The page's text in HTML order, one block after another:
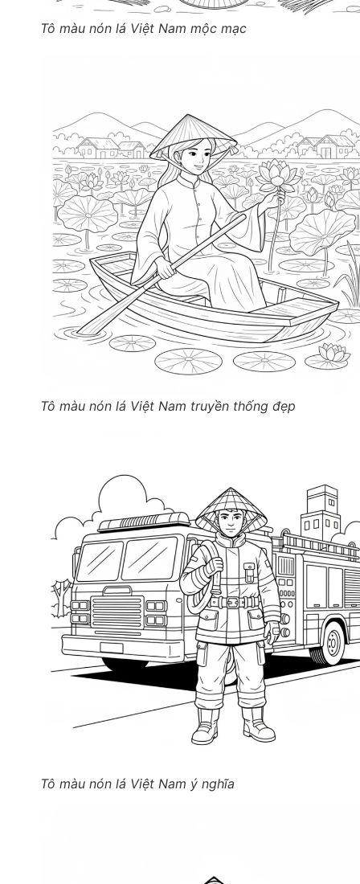
Tô màu nón lá Việt Nam mộc mạc
Tô màu nón lá Việt Nam truyền thống đẹp
Tô màu nón lá Việt Nam ý nghĩa